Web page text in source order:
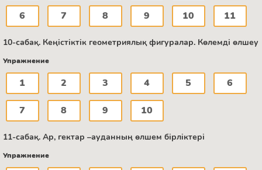
6 7 8 9 10 11
10-сабақ. Кеңістіктік геометриялық фигуралар. Көлемді өлшеу
Упражнение
1 2 3 4 5 6
7 8 9 10
11-сабақ. Ар, гектар –ауданның өлшем бірліктері
Упражнение